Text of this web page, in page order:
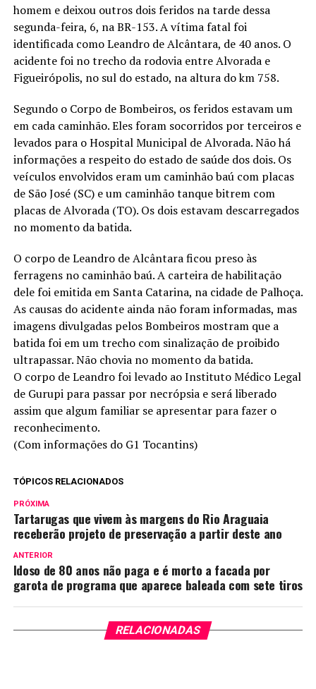
homem e deixou outros dois feridos na tarde dessa
segunda-feira, 6, na BR-153. A vítima fatal foi
identificada como Leandro de Alcântara, de 40 anos. O
acidente foi no trecho da rodovia entre Alvorada e
Figueirópolis, no sul do estado, na altura do km 758.
Segundo o Corpo de Bombeiros, os feridos estavam um
em cada caminhão. Eles foram socorridos por terceiros e
levados para o Hospital Municipal de Alvorada. Não há
informações a respeito do estado de saúde dos dois. Os
veículos envolvidos eram um caminhão baú com placas
de São José (SC) e um caminhão tanque bitrem com
placas de Alvorada (TO). Os dois estavam descarregados
no momento da batida.
O corpo de Leandro de Alcântara ficou preso às
ferragens no caminhão baú. A carteira de habilitação
dele foi emitida em Santa Catarina, na cidade de Palhoça.
As causas do acidente ainda não foram informadas, mas
imagens divulgadas pelos Bombeiros mostram que a
batida foi em um trecho com sinalização de proibido
ultrapassar. Não chovia no momento da batida.
O corpo de Leandro foi levado ao Instituto Médico Legal
de Gurupi para passar por necrópsia e será liberado
assim que algum familiar se apresentar para fazer o
reconhecimento.
(Com informações do G1 Tocantins)
TÓPICOS RELACIONADOS
PRÓXIMA
Tartarugas que vivem às margens do Rio Araguaia
receberão projeto de preservação a partir deste ano
ANTERIOR
Idoso de 80 anos não paga e é morto a facada por
garota de programa que aparece baleada com sete tiros
RELACIONADAS